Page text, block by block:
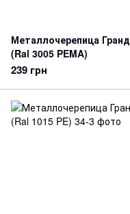
Металлочерепица Гранд
(Ral 3005 PEMA)
239 грн